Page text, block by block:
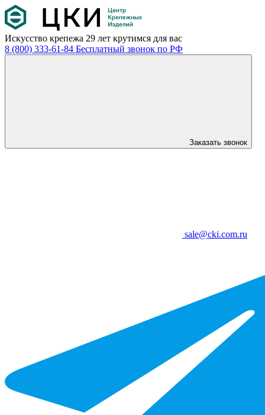
Искусство крепежа 29 лет крутимся для вас
8 (800) 333-61-84 Бесплатный звонок по РФ
Заказать звонок
sale@cki.com.ru